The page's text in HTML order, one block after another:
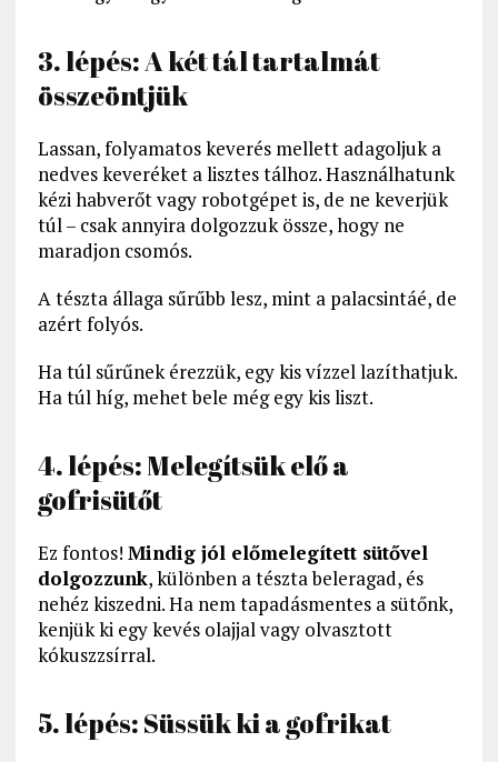
3. lépés: A két tál tartalmát
összeöntjük
Lassan, folyamatos keverés mellett adagoljuk a
nedves keveréket a lisztes tálhoz. Használhatunk
kézi habverőt vagy robotgépet is, de ne keverjük
túl – csak annyira dolgozzuk össze, hogy ne
maradjon csomós.
A tészta állaga sűrűbb lesz, mint a palacsintáé, de
azért folyós.
Ha túl sűrűnek érezzük, egy kis vízzel lazíthatjuk.
Ha túl híg, mehet bele még egy kis liszt.
4. lépés: Melegítsük elő a
gofrisütőt
Ez fontos! Mindig jól előmelegített sütővel
dolgozzunk, különben a tészta beleragad, és
nehéz kiszedni. Ha nem tapadásmentes a sütőnk,
kenjük ki egy kevés olajjal vagy olvasztott
kókuszzsírral.
5. lépés: Süssük ki a gofrikat